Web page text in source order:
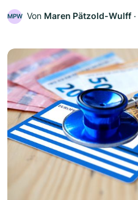
MPW Von Maren Pätzold-Wulff ‧